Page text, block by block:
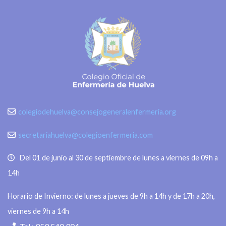
colegiodehuelva@consejogeneralenfermeria.org
secretariahuelva@colegioenfermeria.com
Del 01 de junio al 30 de septiembre de lunes a viernes de 09h a
14h
Horario de Invierno: de lunes a jueves de 9h a 14h y de 17h a 20h,
viernes de 9h a 14h